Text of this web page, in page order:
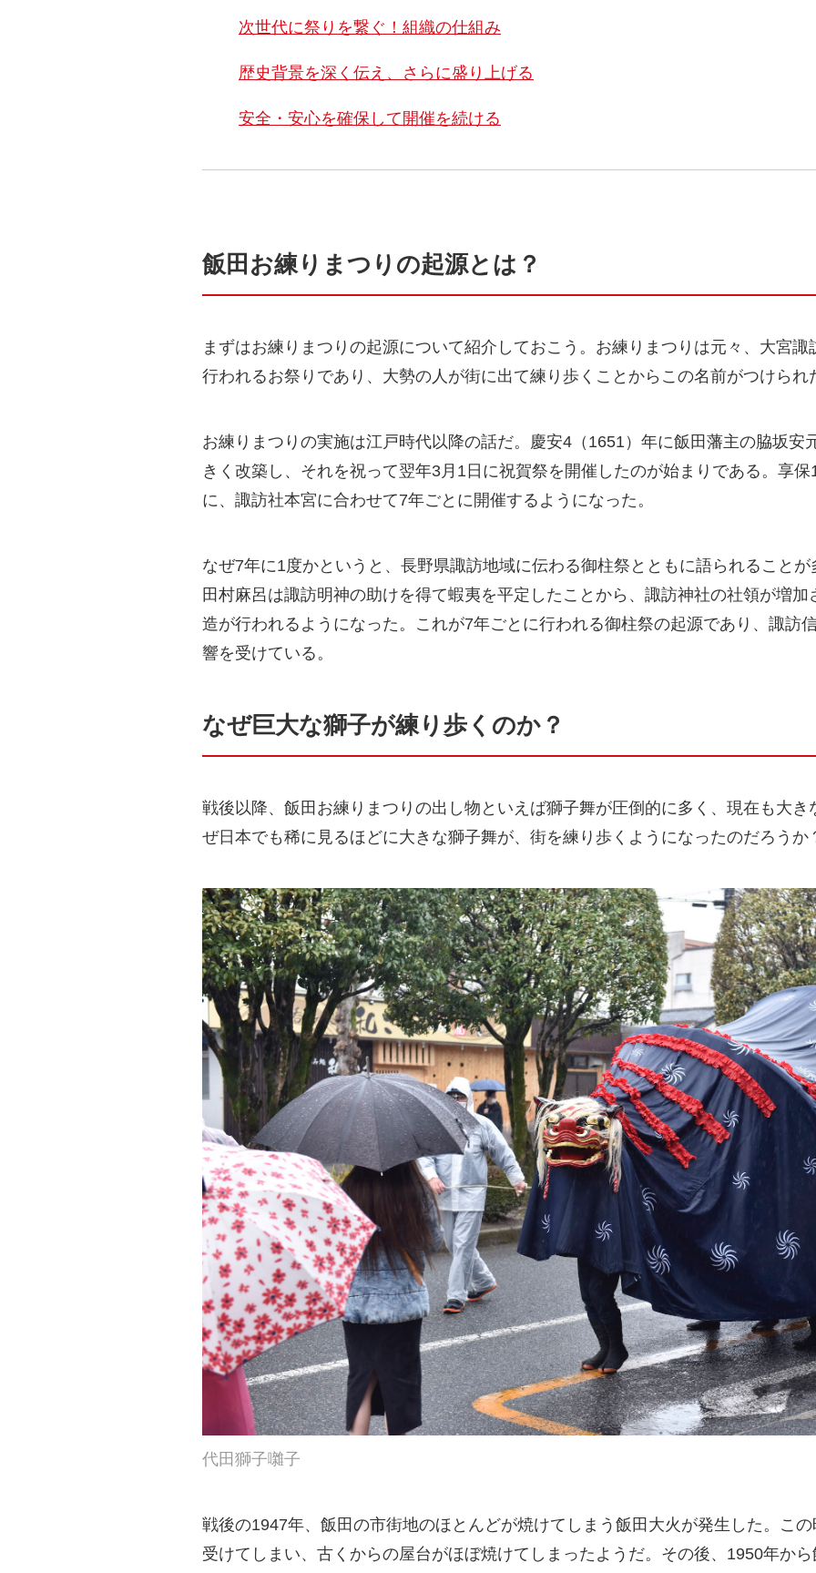
次世代に祭りを繋ぐ！組織の仕組み
歴史背景を深く伝え、さらに盛り上げる
安全・安心を確保して開催を続ける
飯田お練りまつりの起源とは？
まずはお練りまつりの起源について紹介しておこう。お練りまつりは元々、大宮
行われるお祭りであり、大勢の人が街に出て練り歩くことからこの名前がつけられ
お練りまつりの実施は江戸時代以降の話だ。慶安4（1651）年に飯田藩主の脇坂安
きく改築し、それを祝って翌年3月1日に祝賀祭を開催したのが始まりである。享
に、諏訪社本宮に合わせて7年ごとに開催するようになった。
なぜ7年に1度かというと、長野県諏訪地域に伝わる御柱祭とともに語られること
田村麻呂は諏訪明神の助けを得て蝦夷を平定したことから、諏訪神社の社領が増
造が行われるようになった。これが7年ごとに行われる御柱祭の起源であり、諏訪
響を受けている。
なぜ巨大な獅子が練り歩くのか？
戦後以降、飯田お練りまつりの出し物といえば獅子舞が圧倒的に多く、現在も大
ぜ日本でも稀に見るほどに大きな獅子舞が、街を練り歩くようになったのだろうか
代田獅子囃子
戦後の1947年、飯田の市街地のほとんどが焼けてしまう飯田大火が発生した。こ
受けてしまい、古くからの屋台がほぼ焼けてしまったようだ。その後、1950年か